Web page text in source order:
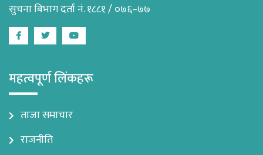
सुचना बिभाग दर्ता नं. १८८१ / ०७६–७७
FacebookTwitterYoutube
महत्वपूर्ण लिंकहरू
ताजा समाचार
राजनीति